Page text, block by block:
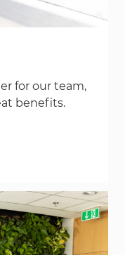
for our team,
benefits.